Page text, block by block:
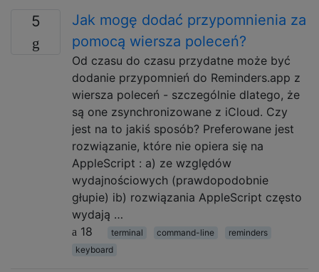
5
Jak mogę dodać przypomnienia za
pomocą wiersza poleceń?
Od czasu do czasu przydatne może być
dodanie przypomnień do Reminders.app z
wiersza poleceń - szczególnie dlatego, że
są one zsynchronizowane z iCloud. Czy
jest na to jakiś sposób? Preferowane jest
rozwiązanie, które nie opiera się na
AppleScript : a) ze względów
wydajnościowych (prawdopodobnie
głupie) ib) rozwiązania AppleScript często
wydają …
18
terminal command-line
reminders
keyboard